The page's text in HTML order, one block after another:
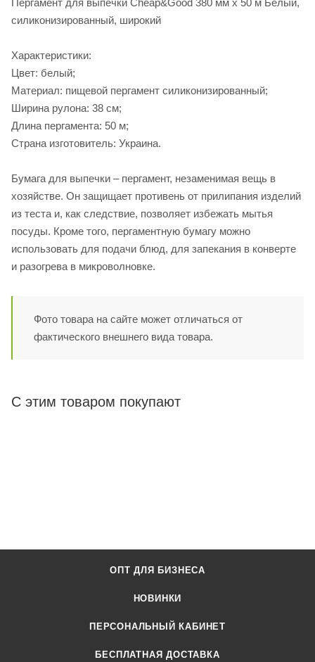
Пергамент для выпечки Cheap&Good 380 мм х 50 м Белый,
силиконизированный, широкий
Характеристики:
Цвет: белый;
Материал: пищевой пергамент силиконизированный;
Ширина рулона: 38 см;
Длина пергамента: 50 м;
Страна изготовитель: Украина.
Бумага для выпечки – пергамент, незаменимая вещь в
хозяйстве. Он защищает противень от прилипания изделий
из теста и, как следствие, позволяет избежать мытья
посуды. Кроме того, пергаментную бумагу можно
использовать для подачи блюд, для запекания в конверте
и разогрева в микроволновке.
Фото товара на сайте может отличаться от
фактического внешнего вида товара.
С этим товаром покупают
ОПТ ДЛЯ БИЗНЕСА
НОВИНКИ
ПЕРСОНАЛЬНЫЙ КАБИНЕТ
БЕСПЛАТНАЯ ДОСТАВКА